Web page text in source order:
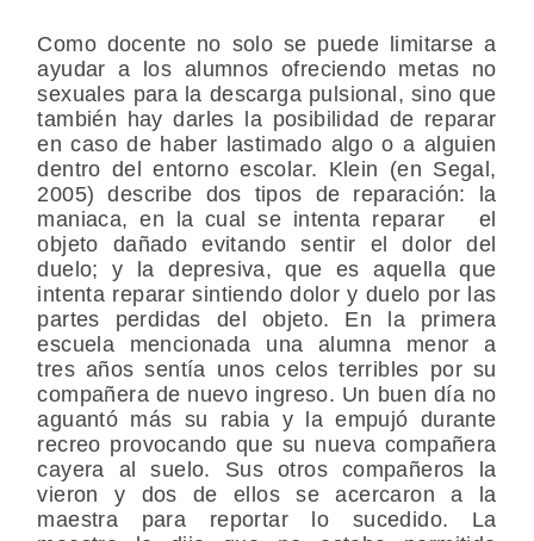
Como docente no solo se puede limitarse a
ayudar a los alumnos ofreciendo metas no
sexuales para la descarga pulsional, sino que
también hay darles la posibilidad de reparar
en caso de haber lastimado algo o a alguien
dentro del entorno escolar. Klein (en Segal,
2005) describe dos tipos de reparación: la
maniaca, en la cual se intenta reparar el
objeto dañado evitando sentir el dolor del
duelo; y la depresiva, que es aquella que
intenta reparar sintiendo dolor y duelo por las
partes perdidas del objeto. En la primera
escuela mencionada una alumna menor a
tres años sentía unos celos terribles por su
compañera de nuevo ingreso. Un buen día no
aguantó más su rabia y la empujó durante
recreo provocando que su nueva compañera
cayera al suelo. Sus otros compañeros la
vieron y dos de ellos se acercaron a la
maestra para reportar lo sucedido. La